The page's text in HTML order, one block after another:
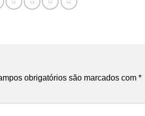
obrigatórios são marcados com *